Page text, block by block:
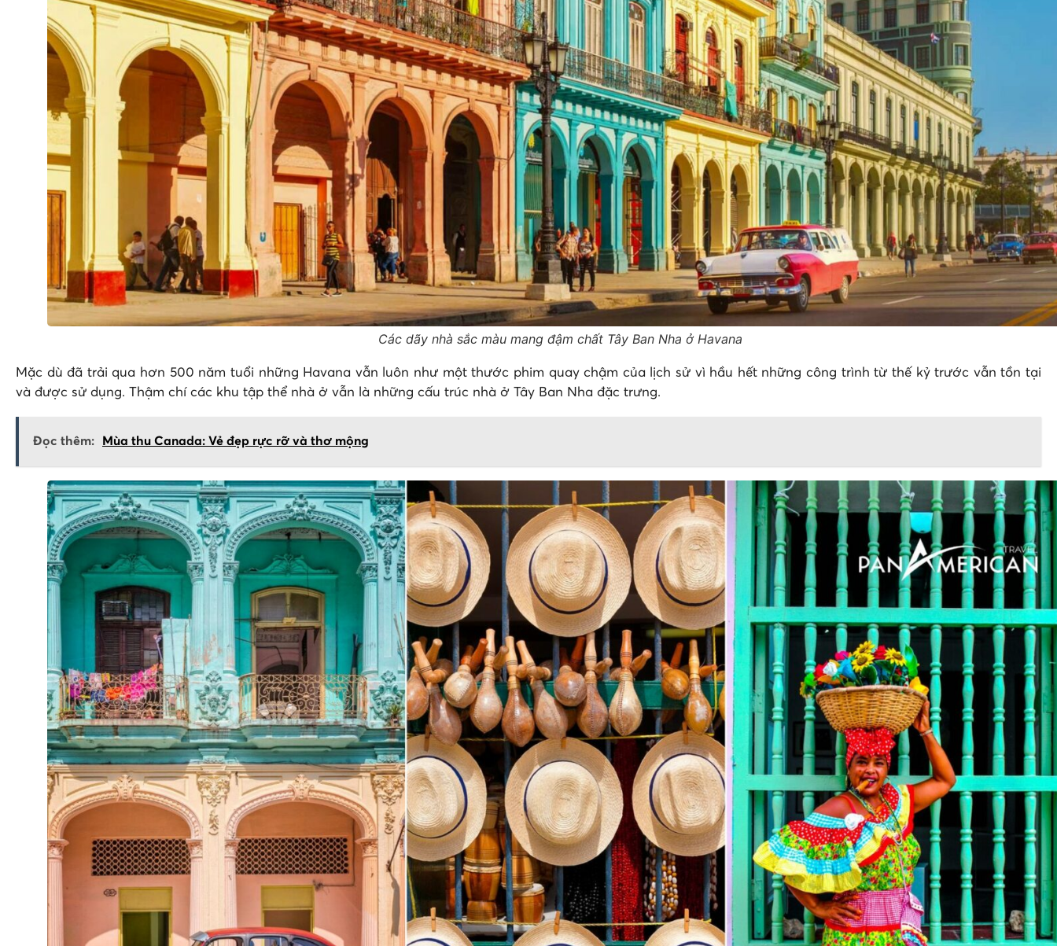
Các dãy nhà sắc màu mang đậm chất Tây Ban Nha ở Havana
Mặc dù đã trải qua hơn 500 năm tuổi những Havana vẫn luôn như một thước phim quay chậm của lịch sử vì hầu hết những công trình từ thế kỷ trước vẫn tồn tại
và được sử dụng. Thậm chí các khu tập thể nhà ở vẫn là những cấu trúc nhà ở Tây Ban Nha đặc trưng.
Đọc thêm: Mùa thu Canada: Vẻ đẹp rực rỡ và thơ mộng